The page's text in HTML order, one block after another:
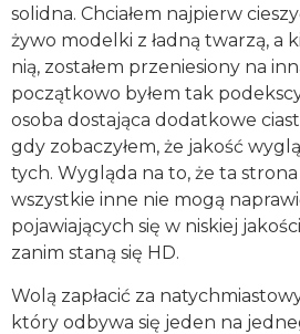
solidna. Chciałem najpierw
żywo modelki z ładną twarzą, a
nią, zostałem przeniesiony na
początkowo byłem tak
osoba dostająca dodatkowe
gdy zobaczyłem, że jakość
tych. Wygląda na to, że ta
wszystkie inne nie mogą
pojawiających się w niskiej
zanim staną się HD.
Wolą zapłacić za
który odbywa się jeden na